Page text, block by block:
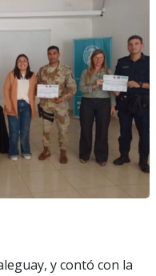
y contó con la